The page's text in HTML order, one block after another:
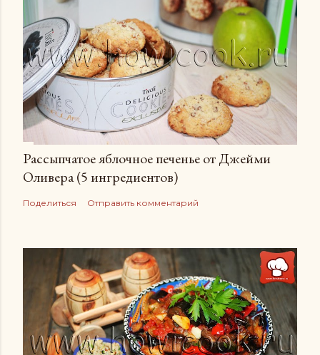
Рассыпчатое яблочное печенье от Джейми
Оливера (5 ингредиентов)
Поделиться Отправить комментарий